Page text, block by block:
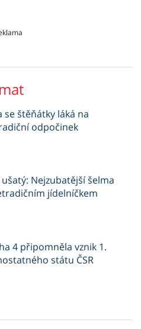
se štěňátky láká na
odpočinek
ušatý: Nejzubatější šelma
jídelníčkem
4 připomněla vznik 1.
státu ČSR